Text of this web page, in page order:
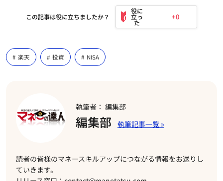
この記事は役に立ちましたか？ +0
楽天 投資 NISA
執筆者： 編集部
編集部
読者の皆様のマネースキルアップにつながる情報をお送りし
ていきます。